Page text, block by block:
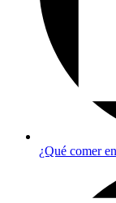
¿Qué comer